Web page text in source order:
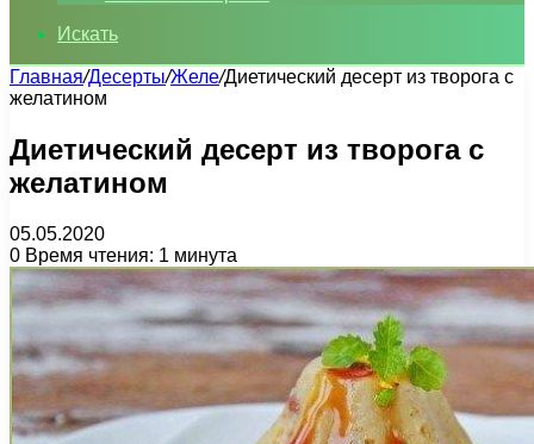
Искать
Главная/Десерты/Желе/Диетический десерт из творога с
желатином
Диетический десерт из творога с
желатином
05.05.2020
0 Время чтения: 1 минута